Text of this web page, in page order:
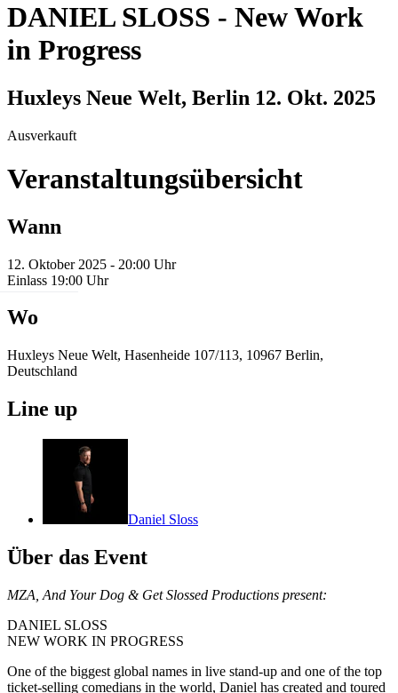
DANIEL SLOSS - New Work
in Progress
Huxleys Neue Welt, Berlin 12. Okt. 2025
Ausverkauft
Veranstaltungsübersicht
Wann
12. Oktober 2025 - 20:00 Uhr
Einlass 19:00 Uhr
Wo
Huxleys Neue Welt, Hasenheide 107/113, 10967 Berlin,
Deutschland
Line up
Daniel Sloss
Über das Event
MZA, And Your Dog & Get Slossed Productions present:
DANIEL SLOSS
NEW WORK IN PROGRESS
One of the biggest global names in live stand-up and one of the top
ticket-selling comedians in the world, Daniel has created and toured